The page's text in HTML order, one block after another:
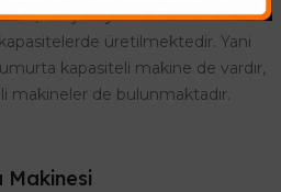
bireysel ya da ticari amaca
üretilmektedir. Yani
kapasiteli makine de vardır,
makineler de bulunmaktadır.
Makinesi